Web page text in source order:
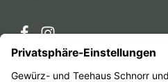
Service-Hotline